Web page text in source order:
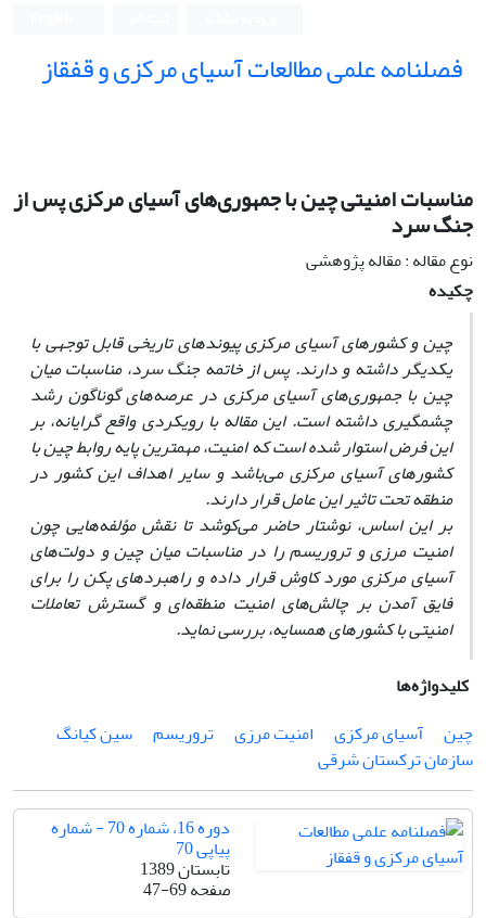
فصلنامه علمی مطالعات آسیای مرکزی و قفقاز
مناسبات امنیتی چین با جمهوری‌های آسیای مرکزی پس از
جنگ سرد
نوع مقاله : مقاله پژوهشی
چکیده
چین و کشورهای آسیای مرکزی پیوندهای تاریخی قابل توجهی با
یکدیگر داشته و دارند. پس از خاتمه جنگ سرد، مناسبات میان
چین با جمهوری‌های آسیای مرکزی در عرصه‌های گوناگون رشد
چشمگیری داشته است. این مقاله با رویکردی واقع گرایانه، بر
این فرض استوار شده است که امنیت، مهمترین پایه روابط چین با
کشورهای آسیای مرکزی می‌باشد و سایر اهداف این کشور در
منطقه تحت تاثیر این عامل قرار دارند.
بر این اساس، نوشتار حاضر می‌کوشد تا نقش مؤلفه‌هایی چون
امنیت مرزی و تروریسم را در مناسبات میان چین و دولت‌های
آسیای مرکزی مورد کاوش قرار داده و راهبردهای پکن را برای
فایق آمدن بر چالش‌های امنیت منطقه‌ای و گسترش تعاملات
امنیتی با کشورهای همسایه، بررسی نماید.
کلیدواژه‌ها
چین
آسیای مرکزی امنیت مرزی تروریسم
سین کیانگ
سازمان ترکستان شرقی
دوره 16، شماره 70 - شماره
پیاپی 70
تابستان 1389
صفحه47-69